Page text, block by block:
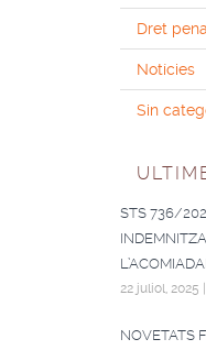
Dret
Notícies
Sin
STS 736/
22 juliol, 2025
NOVETATS